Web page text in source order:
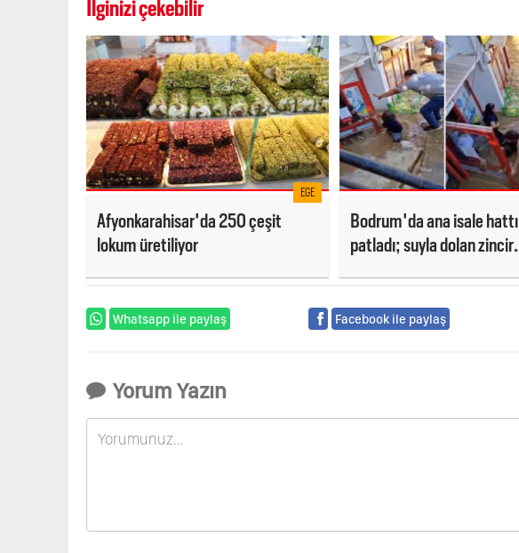
İlginizi çekebilir
EGE
Afyonkarahisar'da 250 çeşit
lokum üretiliyor
Bodrum'da ana isale hattı
patladı; suyla dolan zincir
Whatsapp ile paylaş Facebook ile paylaş
Yorum Yazın